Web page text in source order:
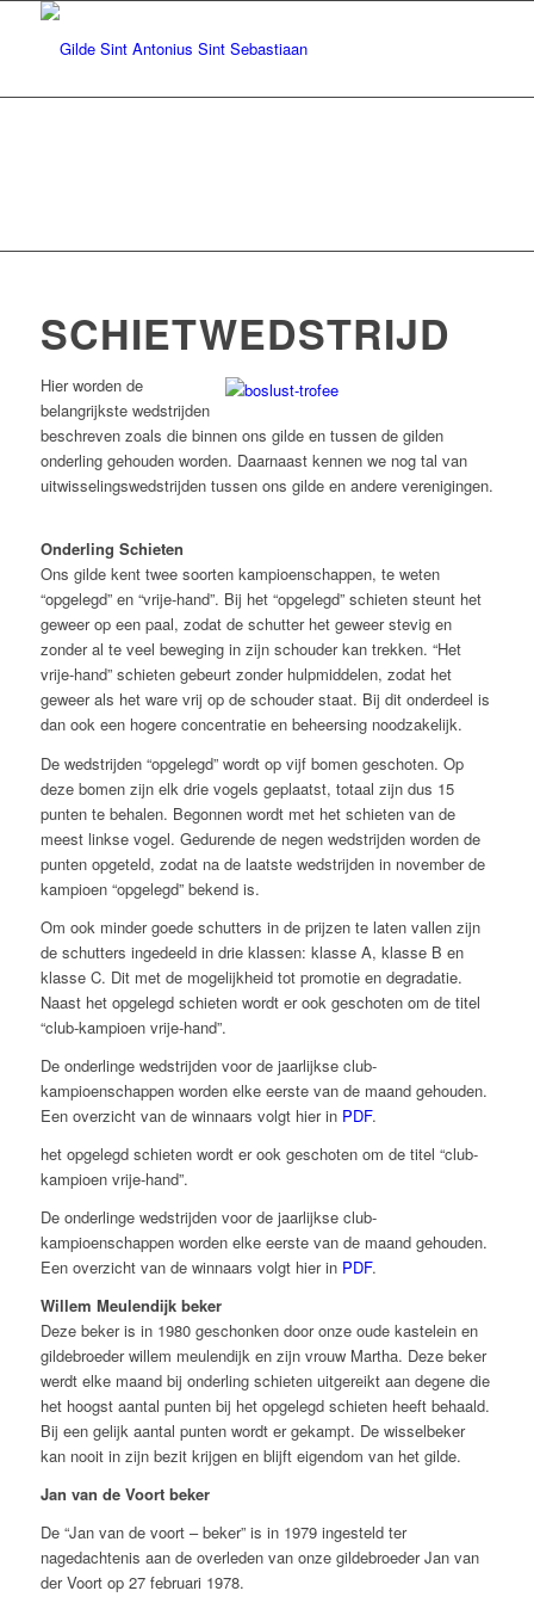
SCHIETWEDSTRIJD
Hier worden de
belangrijkste wedstrijden
beschreven zoals die binnen ons gilde en tussen de gilden
onderling gehouden worden. Daarnaast kennen we nog tal van
uitwisselingswedstrijden tussen ons gilde en andere verenigingen.
Onderling Schieten
Ons gilde kent twee soorten kampioenschappen, te weten
“opgelegd” en “vrije-hand”. Bij het “opgelegd” schieten steunt het
geweer op een paal, zodat de schutter het geweer stevig en
zonder al te veel beweging in zijn schouder kan trekken. “Het
vrije-hand” schieten gebeurt zonder hulpmiddelen, zodat het
geweer als het ware vrij op de schouder staat. Bij dit onderdeel is
dan ook een hogere concentratie en beheersing noodzakelijk.
De wedstrijden “opgelegd” wordt op vijf bomen geschoten. Op
deze bomen zijn elk drie vogels geplaatst, totaal zijn dus 15
punten te behalen. Begonnen wordt met het schieten van de
meest linkse vogel. Gedurende de negen wedstrijden worden de
punten opgeteld, zodat na de laatste wedstrijden in november de
kampioen “opgelegd” bekend is.
Om ook minder goede schutters in de prijzen te laten vallen zijn
de schutters ingedeeld in drie klassen: klasse A, klasse B en
klasse C. Dit met de mogelijkheid tot promotie en degradatie.
Naast het opgelegd schieten wordt er ook geschoten om de titel
“club-kampioen vrije-hand”.
De onderlinge wedstrijden voor de jaarlijkse club-
kampioenschappen worden elke eerste van de maand gehouden.
Een overzicht van de winnaars volgt hier in PDF.
het opgelegd schieten wordt er ook geschoten om de titel “club-
kampioen vrije-hand”.
De onderlinge wedstrijden voor de jaarlijkse club-
kampioenschappen worden elke eerste van de maand gehouden.
Een overzicht van de winnaars volgt hier in PDF.
Willem Meulendijk beker
Deze beker is in 1980 geschonken door onze oude kastelein en
gildebroeder willem meulendijk en zijn vrouw Martha. Deze beker
werdt elke maand bij onderling schieten uitgereikt aan degene die
het hoogst aantal punten bij het opgelegd schieten heeft behaald.
Bij een gelijk aantal punten wordt er gekampt. De wisselbeker
kan nooit in zijn bezit krijgen en blijft eigendom van het gilde.
Jan van de Voort beker
De “Jan van de voort – beker” is in 1979 ingesteld ter
nagedachtenis aan de overleden van onze gildebroeder Jan van
der Voort op 27 februari 1978.